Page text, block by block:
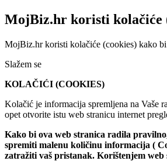
MojBiz.hr koristi kolačiće
MojBiz.hr koristi kolačiće (cookies) kako
Slažem se
KOLAČIĆI (COOKIES)
Kolačić je informacija spremljena na Vaše
opet otvorite istu web stranicu internet
Kako bi ova web stranica radila
spremiti malenu količinu informacija (
zatražiti vaš pristanak. Korištenjem